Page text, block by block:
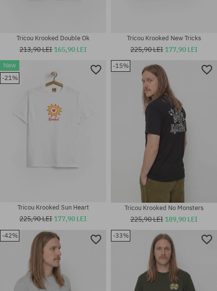
Mărimi existente:
Mărimi existente:
Mărimi existente:
Tricou Krooked Double Ok
213,90 LEI 165,90 LEI
Mărimi existente:
Tricou Krooked New Tricks
225,90 LEI 177,90 LEI
New
-21%
Tricou Krooked Sun Heart
225,90 LEI 177,90 LEI
-15%
Tricou Krooked No Monsters
225,90 LEI 189,90 LEI
-42% -33%